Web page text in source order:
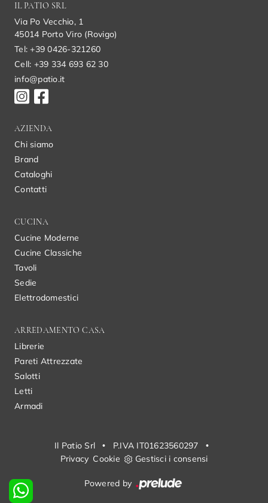
IL PATIO SRL
Via Po Vecchio, 1
45014 Porto Viro (Rovigo)
Tel: +39 0426-321260
Cell: +39 334 693 62 30
info@patio.it
AZIENDA
Chi siamo
Brand
Cataloghi
Contatti
CUCINA
Cucine Moderne
Cucine Classiche
Tavoli
Sedie
Elettrodomestici
ARREDAMENTO CASA
Librerie
Pareti Attrezzate
Salotti
Letti
Armadi
Il Patio Srl • P.IVA IT01623560297
•
Privacy Cookie Gestisci i consensi
Powered by